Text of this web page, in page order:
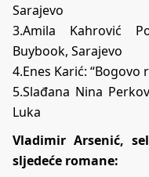
Sarajevo
3.Amila Kahrović
Buybook, Sarajevo
4.Enes Karić: “Bogovo
5.Slađana Nina
Luka
Vladimir Arsenić,
sljedeće romane: